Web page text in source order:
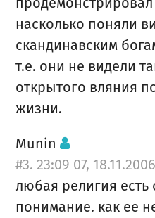
насколько поняли
скандинавским
т.е. они не видели
открытого вляния
жизни.
Munin
#3. 23:09 07, 18.11.2006
любая религия
понимание. как ее